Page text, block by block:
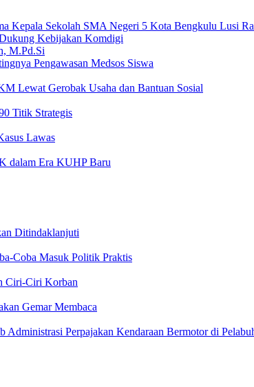
Kebijakan Komdigi
Pengawasan Medsos Siswa
Lewat Gerobak Usaha dan Bantuan Sosial
Titik Strategis
Lawas
dalam Era KUHP Baru
Ditindaklanjuti
Coba Masuk Politik Praktis
Ciri-Ciri Korban
Gemar Membaca
Perpajakan Kendaraan Bermotor di